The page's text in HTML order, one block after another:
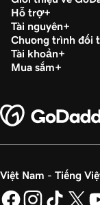
Bài học 21
Xuất bản
Bài học 22
Hủy đăng tải
Xây dựng
Hỗ trợ
Tài nguyên
Chương trình đối
Tài khoản
Mua sắm
Việt Nam - Tiếng